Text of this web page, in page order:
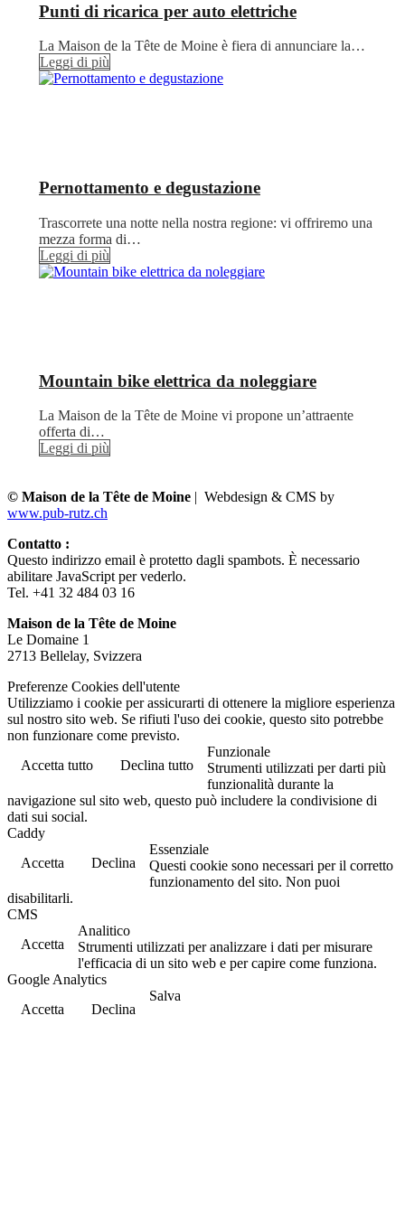
Punti di ricarica per auto elettriche
La Maison de la Tête de Moine è fiera di annunciare la…
Leggi di più
Pernottamento e degustazione
Trascorrete una notte nella nostra regione: vi offriremo una
mezza forma di…
Leggi di più
Mountain bike elettrica da noleggiare
La Maison de la Tête de Moine vi propone un’attraente
offerta di…
Leggi di più
© Maison de la Tête de Moine | Webdesign & CMS by
www.pub-rutz.ch
Contatto :
Questo indirizzo email è protetto dagli spambots. È necessario
abilitare JavaScript per vederlo.
Tel. +41 32 484 03 16
Maison de la Tête de Moine
Le Domaine 1
2713 Bellelay, Svizzera
Preferenze Cookies dell'utente
Utilizziamo i cookie per assicurarti di ottenere la migliore esperienza
sul nostro sito web. Se rifiuti l'uso dei cookie, questo sito potrebbe
non funzionare come previsto.
Accetta tutto
Declina tutto
Funzionale
Strumenti utilizzati per darti più
funzionalità durante la
navigazione sul sito web, questo può includere la condivisione di
dati sui social.
Caddy
Accetta
Declina
Essenziale
Questi cookie sono necessari per il corretto
funzionamento del sito. Non puoi
disabilitarli.
CMS
Accetta
Analitico
Strumenti utilizzati per analizzare i dati per misurare
l'efficacia di un sito web e per capire come funziona.
Google Analytics
Accetta
Declina
Salva